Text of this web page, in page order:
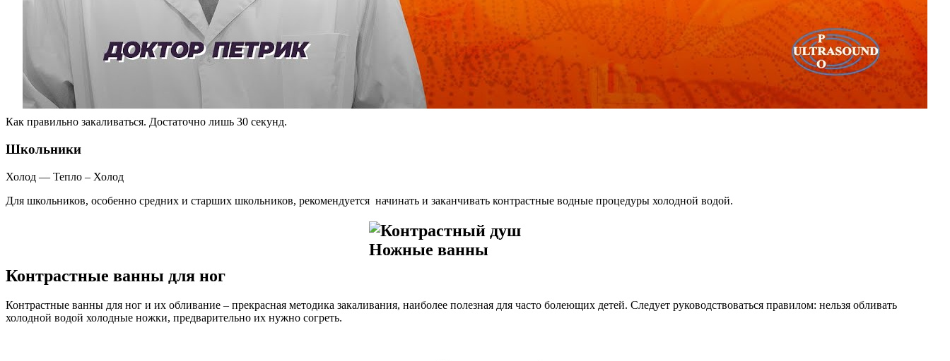
Как правильно закаливаться. Достаточно лишь 30 секунд.
Школьники
Холод — Тепло – Холод
Для школьников, особенно средних и старших школьников, рекомендуется начинать и заканчивать контрастные водные процедуры холодной водой.
Контрастные ванны для ног
Контрастные ванны для ног и их обливание – прекрасная методика закаливания, наиболее полезная для часто болеющих детей. Следует руководствоваться правилом: нельзя обливать
холодной водой холодные ножки, предварительно их нужно согреть.